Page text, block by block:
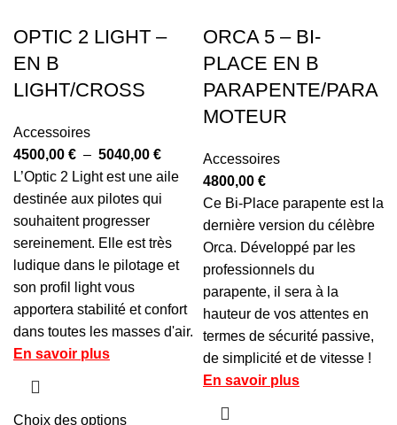
OPTIC 2 LIGHT –
EN B
LIGHT/CROSS
Accessoires
4500,00 € – 5040,00 €
L’Optic 2 Light est une aile
destinée aux pilotes qui
souhaitent progresser
sereinement. Elle est très
ludique dans le pilotage et
son profil light vous
apportera stabilité et confort
dans toutes les masses d'air.
En savoir plus
Choix des options
ORCA 5 – BI-
PLACE EN B
PARAPENTE/PARA
MOTEUR
Accessoires
4800,00 €
Ce Bi-Place parapente est la
dernière version du célèbre
Orca. Développé par les
professionnels du
parapente, il sera à la
hauteur de vos attentes en
termes de sécurité passive,
de simplicité et de vitesse !
En savoir plus